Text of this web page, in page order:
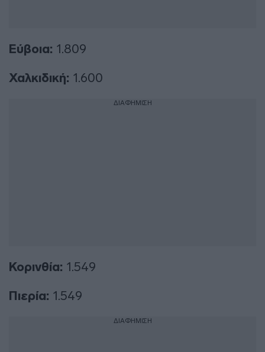
Εύβοια: 1.809
Χαλκιδική: 1.600
ΔΙΑΦΗΜΙΣΗ
Κορινθία: 1.549
Πιερία: 1.549
ΔΙΑΦΗΜΙΣΗ